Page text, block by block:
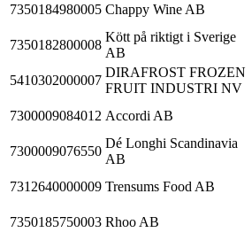
7350184980005 Chappy Wine AB
7350182800008
Kött på riktigt i Sverige
AB
5410302000007
DIRAFROST FROZEN
FRUIT INDUSTRI NV
7300009084012 Accordi AB
7300009076550
Dé Longhi Scandinavia
AB
7312640000009 Trensums Food AB
7350185750003 Rhoo AB